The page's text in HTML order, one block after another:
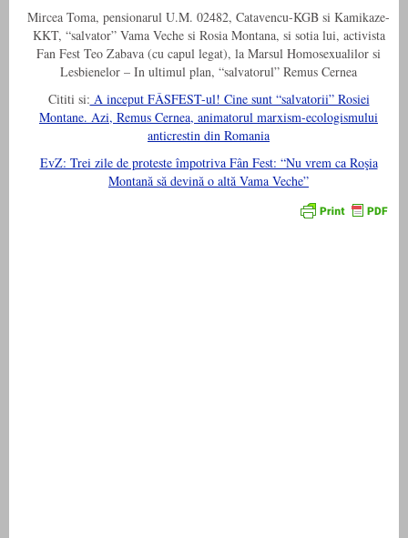
Mircea Toma, pensionarul U.M. 02482, Catavencu-KGB si Kamikaze-
KKT, “salvator” Vama Veche si Rosia Montana, si sotia lui, activista
Fan Fest Teo Zabava (cu capul legat), la Marsul Homosexualilor si
Lesbienelor – In ultimul plan, “salvatorul” Remus Cernea
Cititi si: A inceput FÂSFEST-ul! Cine sunt “salvatorii” Rosiei
Montane. Azi, Remus Cernea, animatorul marxism-ecologismului
anticrestin din Romania
EvZ: Trei zile de proteste împotriva Fân Fest: “Nu vrem ca Roşia
Montană să devină o altă Vama Veche”